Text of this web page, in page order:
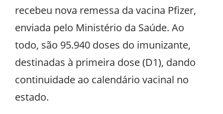
recebeu nova remessa da vacina Pfizer,
enviada pelo Ministério da Saúde. Ao
todo, são 95.940 doses do imunizante,
destinadas à primeira dose (D1), dando
continuidade ao calendário vacinal no
estado.